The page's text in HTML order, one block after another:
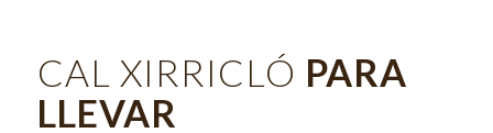
CAL XIRRICLÓ PARA
LLEVAR